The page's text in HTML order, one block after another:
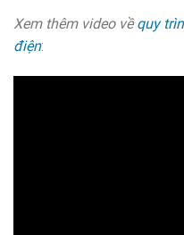
Xem thêm video vềquy
điện: